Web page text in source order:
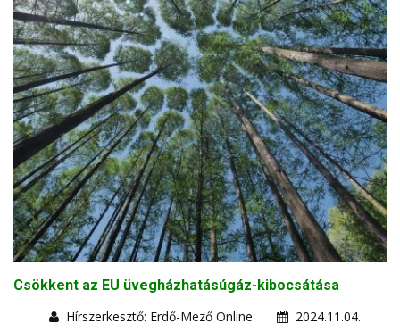
Csökkent az EU üvegházhatásúgáz-kibocsátása
Hírszerkesztő: Erdő-Mező Online
2024.11.04.